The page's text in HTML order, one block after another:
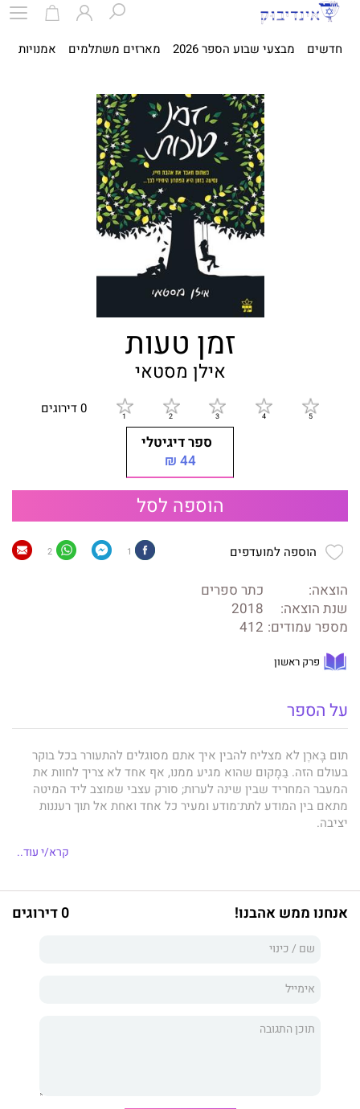
חדשים מבצעי שבוע הספר 2026 מארזים משתלמים אמנויות
זמן טעות
אילן מסטאי
0 דירוגים
ספר דיגיטלי
44 ₪
הוספה לסל
הוספה למועדפים 1
2
הוצאה:
כתר ספרים
שנת הוצאה:
2018
מספר עמודים: 412
פרק ראשון
על הספר
תום בָּארֶן לא מצליח להבין איך אתם מסוגלים להתעורר בכל בוקר
בעולם הזה. בַּמָקום שהוא מגיע ממנו, אף אחד לא צריך לחוות את
המעבר המחריד שבין שינה לערות; סורק עצבי שמוצב ליד המיטה
מתאם בין המודע לתת־מודע ומעיר כל אחד ואחת אל תוך רעננות
יציבה.
תום לא חי בעתיד ולא ביקום אחר, אלא פשוט במציאות מקבילה.
מקורות אנרגיה? מיותרות לחלוטין.
אבוקדו לא בשל או משחיר מבפנים? לא קיים. אם כך, כיצד בכל זאת
לאחר שהכרונונאוטית פנלופה וֶשלֶר שוברת את ליבו, הוא מחליט
שפיתח אביו. אך מהר מאוד מסתבר לו שלהתעסק עם העבר כשאתה
קרא/י עוד..
אנחנו ממש אהבנו! 0 דירוגים